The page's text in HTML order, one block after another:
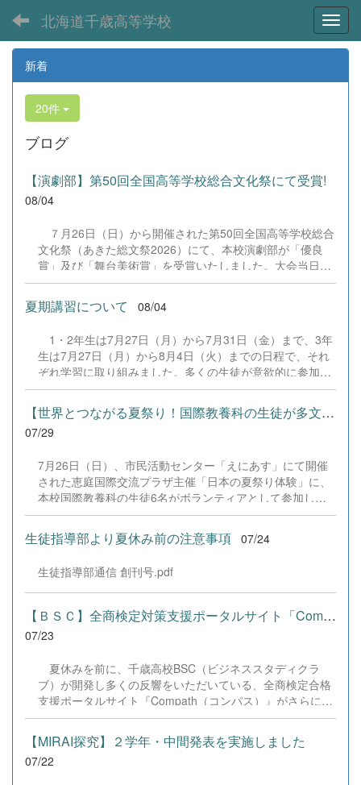
北海道千歳高等学校
新着
20件
ブログ
【演劇部】第50回全国高等学校総合文化祭にて受賞!
08/04
７月26日（日）から開催された第50回全国高等学校総合
文化祭（あきた総文祭2026）にて、本校演劇部が「優良
賞」及び「舞台美術賞」を受賞いたしました。大会当日
は、本校の部員たちもこれまで積み重ねてきた練習の成果
を存分に発揮し、堂々と舞台に立ちました。緊張感のある
全国の舞台において、一人一人が役割を果たし、心を込め
の全国大会出場にあたり、多大なるご支援・ご協力をいた
だきました企業の皆様、ならびに心温まるご寄付や温かい
ご声援を寄せてくださった地域の皆様方に、心より感謝申
し上げます。皆様からの温かいご支援が部員たちの大きな
励みとなり、全国の舞台で最高のパフォーマンスと演技を
届けることができました。今回の経験を糧に、さらに表現
本校演劇部への変わらぬご声援をよろしくお願いいたしま
す。 &nbsp;
夏期講習について 08/04
1・2年生は7月27日（月）から7月31日（金）まで、3年
生は7月27日（月）から8月4日（火）までの日程で、それ
ぞれ学習に取り組みました。多くの生徒が意欲的に参加
し、これまでの学習内容の復習や発展的な内容、受験に向
けた学習などに真剣に取り組む姿が見られました。夏期講
習で身に付けた学習習慣や知識を、今後の学校生活や学習
に生かし、一人一人がさらなる成長につなげてくれること
【世界とつながる夏祭り！国際教養科の生徒が多文化共生ボランテ...
07/29
7月26日（日）、市民活動センター「えにあす」にて開催
された恵庭国際交流プラザ主催「日本の夏祭り体験」に、
本校国際教養科の生徒6名がボランティアとして参加しま
した！ 会場にはウクライナ、ネパール、アフガニスタンな
ど多国籍な参加者が集まり、ヨーヨー釣りや綿あめ、盆踊
りなどを満喫。浴衣姿でイベントを彩った1年生や、経験
葉や国境を超えて笑顔で交流を深めました。 主催者の方か
らは、「国籍や年齢を問わず笑顔で寄り添い、自分で考え
て動く姿が素晴らしい。異文化理解のマインドが自然と身
についている」と、賞賛の声をいただきました！ 教室の中
だけでなく、地域や世界という広いフィールドで本領を発
姿に、誇らしさでいっぱいです。 教養科生、どんどん外へ
飛び出そう！ その温かい心と行動力を磨き、世界を笑顔に
する魅力的な人材へ成長していく皆さんを応援していま
す！
生徒指導部より夏休み前の注意事項 07/24
生徒指導部通信 創刊号.pdf
【ＢＳＣ】全商検定対策支援ポータルサイト「Compath（コンパス）...
07/23
夏休みを前に、千歳高校BSC（ビジネススタディクラ
ブ）が開発し多くの反響をいただいている、全商検定合格
支援ポータルサイト『Compath（コンパス）』がさらにバ
ージョンアップいたしました。 今回もユーザーの皆様か
らいただいたアンケートのご意見をもとに、BSC部員のプ
ログラミングチームがデバッグ（不具合修正）から新機能
の実装までを行いました。今回のアップデートでは、ビジ
【MIRAI探究】２学年・中間発表を実施しました
07/22